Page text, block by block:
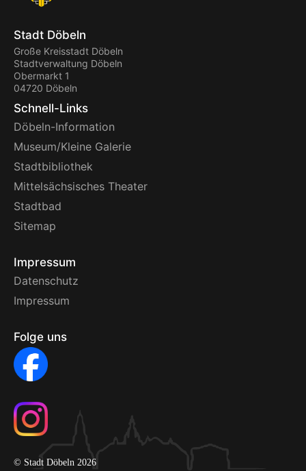
Stadt Döbeln
Große Kreisstadt Döbeln
Stadtverwaltung Döbeln
Obermarkt 1
04720 Döbeln
Schnell-Links
Döbeln-Information
Museum/Kleine Galerie
Stadtbibliothek
Mittelsächsisches Theater
Stadtbad
Sitemap
Impressum
Datenschutz
Impressum
Folge uns
© Stadt Döbeln 2026